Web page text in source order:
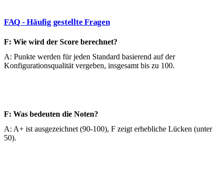
FAQ - Häufig gestellte Fragen
F: Wie wird der Score berechnet?
A: Punkte werden für jeden Standard basierend auf der
Konfigurationsqualität vergeben, insgesamt bis zu 100.
F: Was bedeuten die Noten?
A: A+ ist ausgezeichnet (90-100), F zeigt erhebliche Lücken (unter
50).